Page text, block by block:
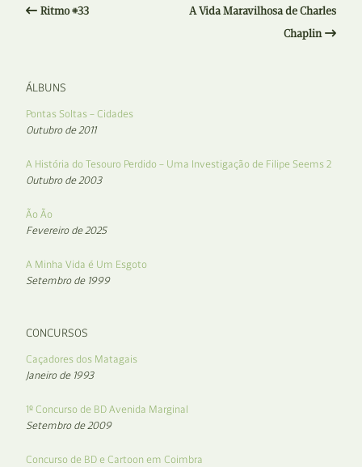
Ritmo #33
A Vida Maravilhosa de Charles
Chaplin
ÁLBUNS
Pontas Soltas – Cidades
Outubro de 2011
A História do Tesouro Perdido – Uma Investigação de Filipe Seems 2
Outubro de 2003
Ão Ão
Fevereiro de 2025
A Minha Vida é Um Esgoto
Setembro de 1999
CONCURSOS
Caçadores dos Matagais
Janeiro de 1993
1º Concurso de BD Avenida Marginal
Setembro de 2009
Concurso de BD e Cartoon em Coimbra